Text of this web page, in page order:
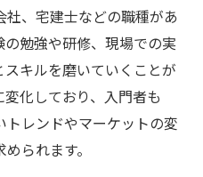
、宅建士などの職種があ
の勉強や研修、現場での実
キルを磨いていくことが
化しており、入門者も
レンドやマーケットの変
られます。